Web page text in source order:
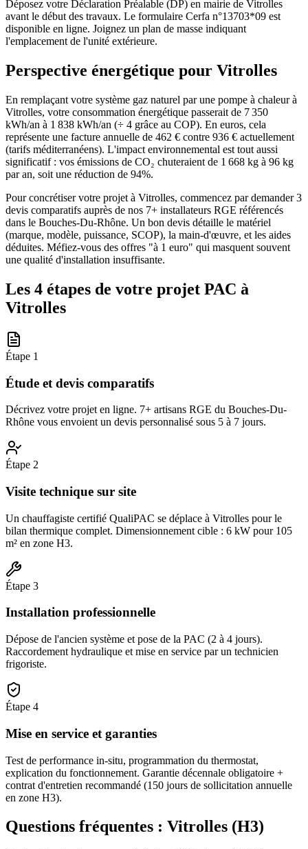
Déposez votre Déclaration Préalable (DP) en mairie de Vitrolles
avant le début des travaux. Le formulaire Cerfa n°13703*09 est
disponible en ligne. Joignez un plan de masse indiquant
l'emplacement de l'unité extérieure.
Perspective énergétique pour Vitrolles
En remplaçant votre système gaz naturel par une pompe à chaleur à
Vitrolles, votre consommation énergétique passerait de 7 350
kWh/an à 1 838 kWh/an (÷ 4 grâce au COP). En euros, cela
représente une facture annuelle de 462 € contre 936 € actuellement
(tarifs méditerranéens). L'impact environnemental est tout aussi
significatif : vos émissions de CO₂ chuteraient de 1 668 kg à 96 kg
par an, soit une réduction de 94%.
Pour concrétiser votre projet à Vitrolles, commencez par demander 3
devis comparatifs auprès de nos 7+ installateurs RGE référencés
dans le Bouches-Du-Rhône. Un bon devis détaille le matériel
(marque, modèle, puissance, SCOP), la main-d'œuvre, et les aides
déduites. Méfiez-vous des offres "à 1 euro" qui masquent souvent
une qualité d'installation insuffisante.
Les 4 étapes de votre projet PAC à
Vitrolles
Étape 1
Étude et devis comparatifs
Décrivez votre projet en ligne. 7+ artisans RGE du Bouches-Du-
Rhône vous envoient un devis personnalisé sous 5 à 7 jours.
Étape 2
Visite technique sur site
Un chauffagiste certifié QualiPAC se déplace à Vitrolles pour le
bilan thermique complet. Dimensionnement cible : 6 kW pour 105
m² en zone H3.
Étape 3
Installation professionnelle
Dépose de l'ancien système et pose de la PAC (2 à 4 jours).
Raccordement hydraulique et mise en service par un technicien
frigoriste.
Étape 4
Mise en service et garanties
Test de performance in-situ, programmation du thermostat,
explication du fonctionnement. Garantie décennale obligatoire +
contrat d'entretien recommandé (150 jours de sollicitation annuelle
en zone H3).
Questions fréquentes : Vitrolles (H3)